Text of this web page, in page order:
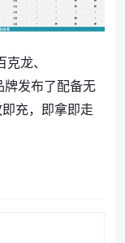
龙、
牌发布了配备无
充，即拿即走